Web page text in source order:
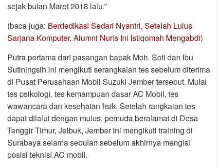
sejak bulan Maret 2018 lalu.”
(baca juga: Berdedikasi Sedari Nyantri, Setelah Lulus
Sarjana Komputer, Alumni Nuris Ini Istiqomah Mengabdi)
Putra pertama dari pasangan bapak Moh. Sofi dan Ibu
Sutiningsih ini mengikuti serangkaian tes sebelum diterima
di Pusat Perusahaan Mobil Suzuki Jember tersebut. Mulai
tes psikologi, tes kemampuan dasar AC Mobil, tes
wawancara dan kesehatan fisik. Setelah rangkaian tes
dapat dilalui dengan mulus, pemuda beralamat di Desa
Tenggir Timur, Jelbuk, Jember ini mengikuti training di
Surabaya selama sebulan sebelum akhirnya mengisi
posisi teknisi AC mobil.